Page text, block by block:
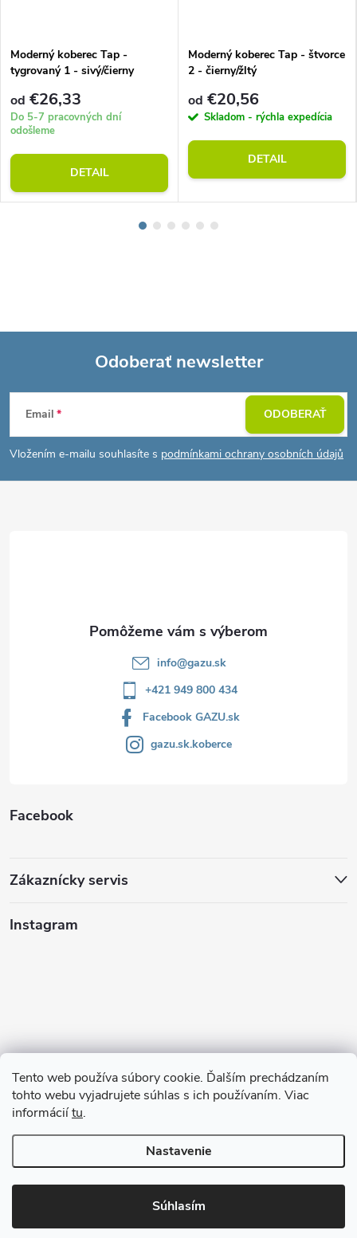
Tento web používa súbory cookie. Ďalším prechádzaním
tohto webu vyjadrujete súhlas s ich používaním. Viac
informáciítu.
Nastavenie
Súhlasím
Moderný koberec Tap -
tygrovaný 1 - sivý/čierny
od €26,33
Do 5-7 pracovných dní
odošleme
DETAIL
Moderný koberec Tap - štvorce
2 - čierny/žltý
od €20,56
Skladom - rýchla expedícia
DETAIL
Z
á
p
Odoberať newsletter
Email
Vložením e-mailu souhlasíte s podmínkami ochrany osobních údajů
ODOBERAŤ
info@gazu.sk
+421 949 800 434
Facebook GAZU.sk
gazu.sk.koberce
Facebook
Zákaznícky servis
Instagram
Sledovať na Instagrame
Copyright 2026GAZU.SK | moderné koberce. Všetky práva vyhradené.